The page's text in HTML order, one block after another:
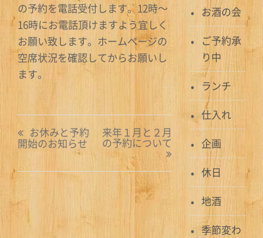
の予約を電話受付します。12時〜
16時にお電話頂けますよう宜しく
お願い致します。ホームページの
空席状況を確認してからお願いし
ます。
投
稿
ナ
ビ
ゲ
お休みと予約
開始のお知らせ
来年１月と２月
の予約について
お酒の会
ご予約承
り中
ランチ
仕入れ
企画
休日
地酒
季節変わ